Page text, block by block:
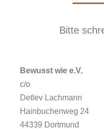
Bitte
Bewusst wie e.V.
c/o
Detlev Lachmann
Hainbuchenweg 24
44339 Dortmund